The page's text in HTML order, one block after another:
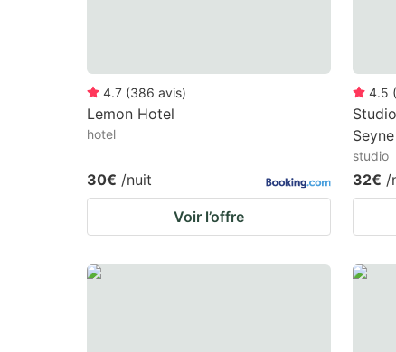
for
changing
4.7 (386 avis)
Lemon Hotel
hotel
30€ /nuit
Voir l’offre
4.5 (
studio
32€ /